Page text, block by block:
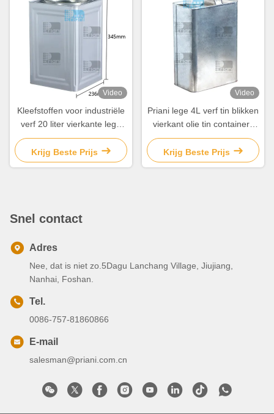
Video
Kleefstoffen voor industriële
verf 20 liter vierkante lege
pint verfblikken
Krijg Beste Prijs
Video
Priani lege 4L verf tin blikken
vierkant olie tin containers
met deksel
Krijg Beste Prijs
Snel contact
Adres
Nee, dat is niet zo.5Dagu Lanchang Village, Jiujiang,
Nanhai, Foshan.
Tel.
0086-757-81860866
E-mail
salesman@priani.com.cn